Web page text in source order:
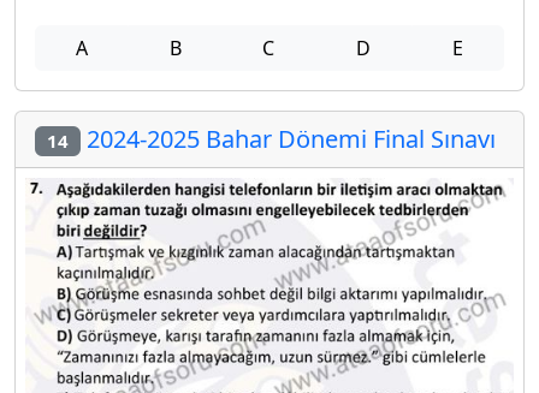
A B C D E
14 2024-2025 Bahar Dönemi Final Sınavı